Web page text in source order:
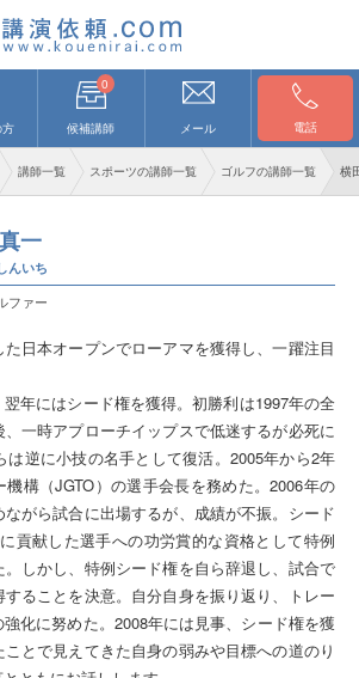
0
候補講師 メール 電話
講師一覧 スポーツの講師一覧 ゴルフの講師一覧 横
一
んいち
ファー
日本オープンでローアマを獲得し、一躍注目
年にはシード権を獲得。初勝利は1997年の全
一時アプローチイップスで低迷するが必死に
は逆に小技の名手として復活。2005年から2年
構（JGTO）の選手会長を務めた。2006年の
がら試合に出場するが、成績が不振。シード
貢献した選手への功労賞的な資格として特例
しかし、特例シード権を自ら辞退し、試合で
ることを決意。自分自身を振り返り、トレー
化に努めた。2008年には見事、シード権を獲
とで見えてきた自身の弱みや目標への道のり